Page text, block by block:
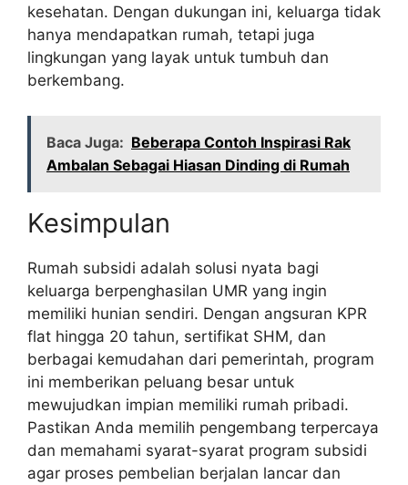
kesehatan. Dengan dukungan ini, keluarga tidak
hanya mendapatkan rumah, tetapi juga
lingkungan yang layak untuk tumbuh dan
berkembang.
Baca Juga: Beberapa Contoh Inspirasi Rak
Ambalan Sebagai Hiasan Dinding di Rumah
Kesimpulan
Rumah subsidi adalah solusi nyata bagi
keluarga berpenghasilan UMR yang ingin
memiliki hunian sendiri. Dengan angsuran KPR
flat hingga 20 tahun, sertifikat SHM, dan
berbagai kemudahan dari pemerintah, program
ini memberikan peluang besar untuk
mewujudkan impian memiliki rumah pribadi.
Pastikan Anda memilih pengembang terpercaya
dan memahami syarat-syarat program subsidi
agar proses pembelian berjalan lancar dan